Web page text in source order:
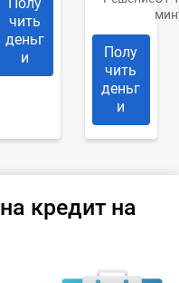
чить
деньг
и
Полу
чить
деньг
и
кредит на